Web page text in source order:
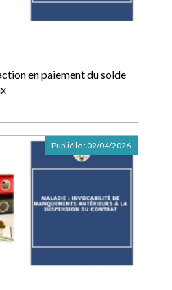
en paiement du solde
Publié le : 02/04/2026